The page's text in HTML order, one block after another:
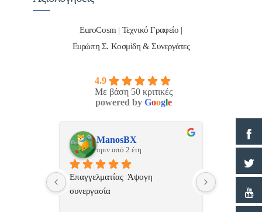
EuroCosm | Τεχνικό Γραφείο |
Ευρώπη Σ. Κοσμίδη & Συνεργάτες
4.9
Με βάση 50 κριτικές
powered by Google
ManosBX
πριν από 2 έτη
Επαγγελματίας  Άψογη
συνεργασία